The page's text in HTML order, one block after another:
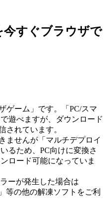
今すぐブラウザで
ゲーム」です。「PC/スマ
遊べますが、ダウンロード
されています。
ませんが「マルチデプロイ
るため、PC向けに変換さ
ロード可能になっていま
ーが発生した場合は
等の他の解凍ソフトをご利